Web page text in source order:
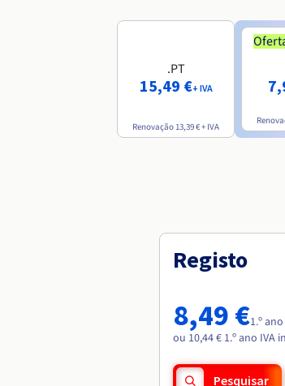
.PT
15,49 €+ IVA
Renovação 13,39 €+ IVA
Registo
8,49 €1.º
ou 10,44 € 1.º ano IVA
Pesquisar